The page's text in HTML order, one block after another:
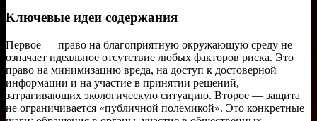
Ключевые идеи содержания
Первое — право на благоприятную окружающую среду не
означает идеальное отсутствие любых факторов риска. Это
право на минимизацию вреда, на доступ к достоверной
информации и на участие в принятии решений,
затрагивающих экологическую ситуацию. Второе — защита
не ограничивается «публичной полемикой». Это конкретные